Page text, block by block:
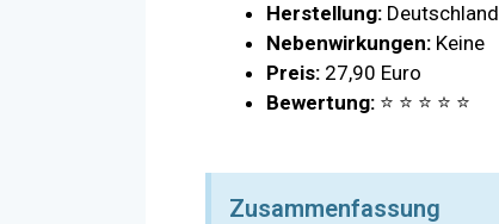
Herstellung: Deutschland
Nebenwirkungen: Keine
Preis: 27,90 Euro
Bewertung: ⭐ ⭐ ⭐ ⭐ ⭐
Zusammenfassung